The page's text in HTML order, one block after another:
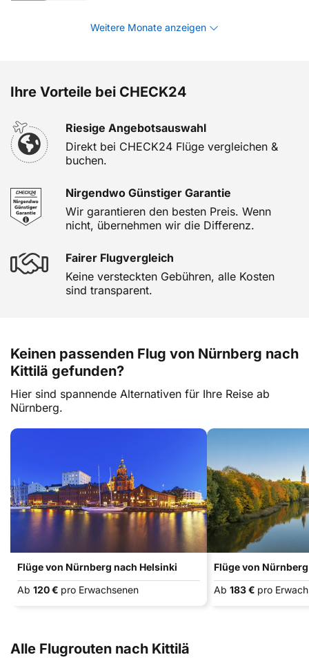
Weitere Monate anzeigen
Ihre Vorteile bei CHECK24
Riesige Angebotsauswahl
Direkt bei CHECK24 Flüge vergleichen &
buchen.
Nirgendwo Günstiger Garantie
Wir garantieren den besten Preis. Wenn
nicht, übernehmen wir die Differenz.
Fairer Flugvergleich
Keine versteckten Gebühren, alle Kosten
sind transparent.
Keinen passenden Flug von Nürnberg nach
Kittilä gefunden?
Hier sind spannende Alternativen für Ihre Reise ab
Nürnberg.
Flüge von Nürnberg nach Helsinki
Ab 120 € pro Erwachsenen
Flüge von
Ab 183 € pro
Alle Flugrouten nach Kittilä